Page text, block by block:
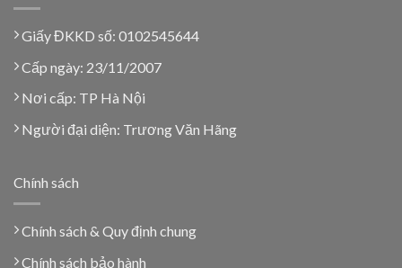
Giấy ĐKKD số: 0102545644
Cấp ngày: 23/11/2007
Nơi cấp: TP Hà Nội
Người đại diện: Trương Văn Hãng
Chính sách
Chính sách & Quy định chung
Chính sách bảo hành